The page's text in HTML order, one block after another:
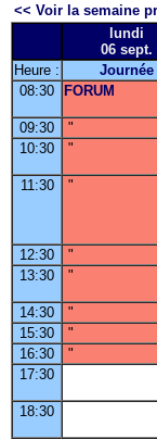
<< Voir la semaine
lundi
06 sept.
Heure :
Journée
08:30
FORUM
09:30 "
10:30
"
11:30
"
12:30
"
13:30
"
14:30 "
15:30
"
16:30
"
17:30
18:30